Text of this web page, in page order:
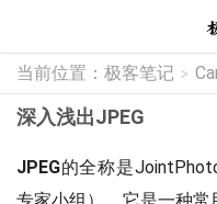
当前位置： 极客笔记 >
深入浅出JPEG
JPEG的全称是